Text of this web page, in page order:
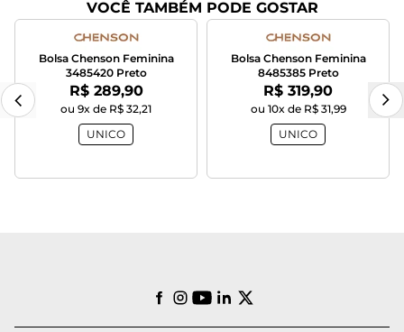
VOCÊ TAMBÉM PODE GOSTAR
Bolsa Chenson Feminina
3485420 Preto
Por:
R$ 289,90
ou 9x de R$ 32,21
UNICO
Bolsa Chenson Feminina
8485385 Preto
Por:
R$ 319,90
ou 10x de R$ 31,99
UNICO